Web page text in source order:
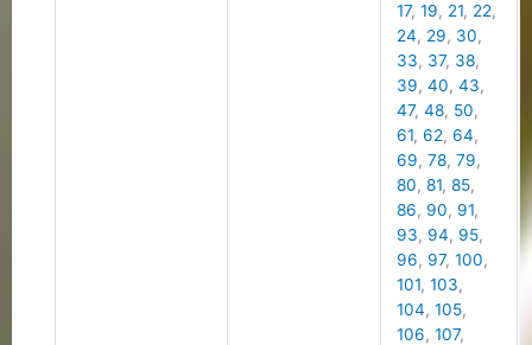
17,19, 21, 22,
24, 29, 30,
33, 37, 38,
39,40,43,
47,48, 50,
61,62,64,
69,78,79,
80,81,85,
86, 90, 91,
93, 94, 95,
96, 97,100,
101,103,
104,105,
106,107,